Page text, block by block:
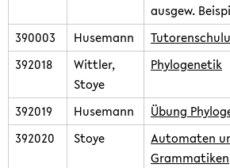
ausgew.
390003 Husemann
392018
Wittler,
Stoye
Phylogenetik
392019 Husemann Übung
392020
Stoye
Automaten
Grammatiken